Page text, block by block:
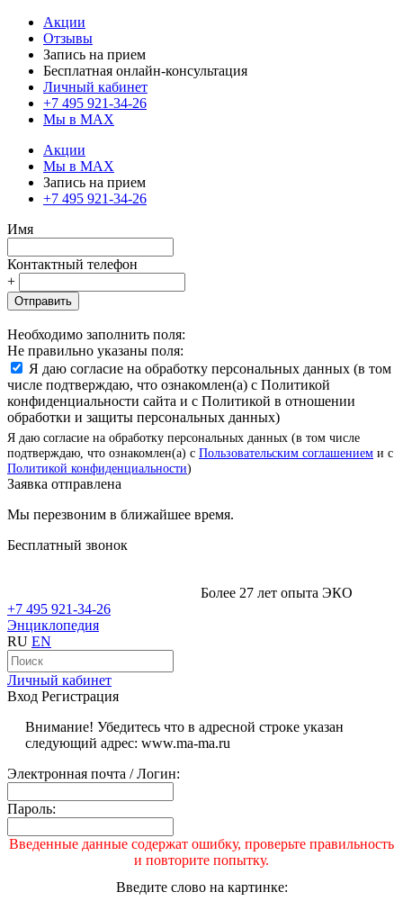
Акции
Отзывы
Запись на прием
Бесплатная онлайн-консультация
Личный кабинет
+7 495 921-34-26
Мы в MAX
Акции
Мы в MAX
Запись на прием
+7 495 921-34-26
Имя
Контактный телефон
+
Отправить
Необходимо заполнить поля:
Не правильно указаны поля:
Я даю согласие на обработку персональных данных (в том
числе подтверждаю, что ознакомлен(а) с Политикой
конфиденциальности сайта и с Политикой в отношении
обработки и защиты персональных данных)
Я даю согласие на обработку персональных данных (в том числе
подтверждаю, что ознакомлен(а) с Пользовательским соглашением и с
Политикой конфиденциальности)
Заявка отправлена
Мы перезвоним в ближайшее время.
Бесплатный звонок
Более 27 лет опыта ЭКО
+7 495 921-34-26
Энциклопедия
RU EN
Личный кабинет
Вход Регистрация
Внимание! Убедитесь что в адресной строке указан
следующий адрес: www.ma-ma.ru
Электронная почта / Логин:
Пароль:
Введенные данные содержат ошибку, проверьте правильность
и повторите попытку.
Введите слово на картинке: